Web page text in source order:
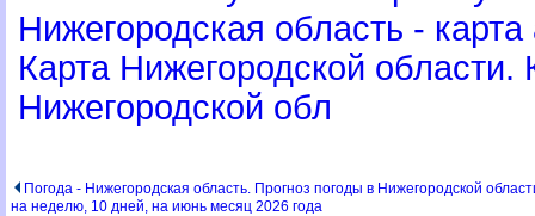
Нижегородская область -
Карта Нижегородской
Нижегородской обл
Погода - Нижегородская область. Прогноз погоды в Нижегородской
на неделю, 10 дней, на июнь месяц 2026 года